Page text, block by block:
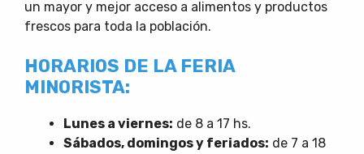
un mayor y mejor acceso a alimentos y productos
frescos para toda la población.
HORARIOS DE LA FERIA
MINORISTA:
Lunes a viernes: de 8 a 17 hs.
Sábados, domingos y feriados: de 7 a 18